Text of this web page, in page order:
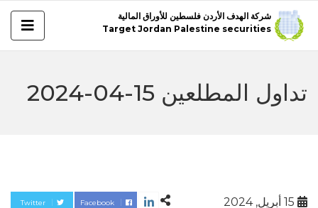
شركة الهدف الأردن فلسطين للأوراق المالية
Target Jordan Palestine securities
تداول المطلعين 15-04-2024
Twitter Facebook